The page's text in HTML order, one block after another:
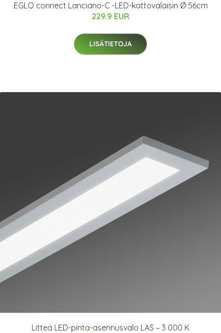
EGLO connect Lanciano-C -LED-kattovalaisin Ø 56cm
229.9 EUR
LISÄTIETOJA
Litteä LED-pinta-asennusvalo LAS – 3 000 K